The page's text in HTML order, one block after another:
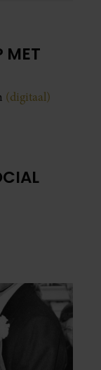
MET
(digitaal)